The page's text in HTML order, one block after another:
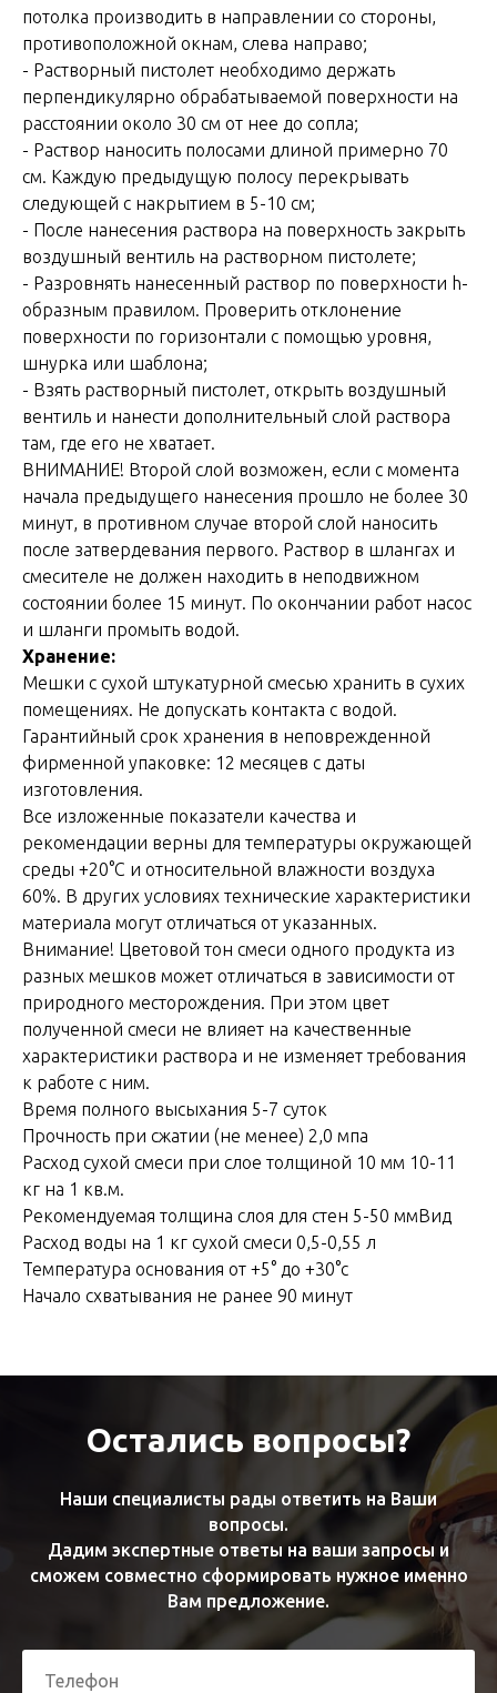
потолка производить в направлении со стороны,
противоположной окнам, слева направо;
- Растворный пистолет необходимо держать
перпендикулярно обрабатываемой поверхности на
расстоянии около 30 см от нее до сопла;
- Раствор наносить полосами длиной примерно 70
см. Каждую предыдущую полосу перекрывать
следующей с накрытием в 5-10 см;
- После нанесения раствора на поверхность закрыть
воздушный вентиль на растворном пистолете;
- Разровнять нанесенный раствор по поверхности h-
образным правилом. Проверить отклонение
поверхности по горизонтали с помощью уровня,
шнурка или шаблона;
- Взять растворный пистолет, открыть воздушный
вентиль и нанести дополнительный слой раствора
там, где его не хватает.
ВНИМАНИЕ! Второй слой возможен, если с момента
начала предыдущего нанесения прошло не более 30
минут, в противном случае второй слой наносить
после затвердевания первого. Раствор в шлангах и
смесителе не должен находить в неподвижном
состоянии более 15 минут. По окончании работ насос
и шланги промыть водой.
Хранение:
Мешки с сухой штукатурной смесью хранить в сухих
помещениях. Не допускать контакта с водой.
Гарантийный срок хранения в неповрежденной
фирменной упаковке: 12 месяцев с даты
изготовления.
Все изложенные показатели качества и
рекомендации верны для температуры окружающей
среды +20°C и относительной влажности воздуха
60%. В других условиях технические характеристики
материала могут отличаться от указанных.
Внимание! Цветовой тон смеси одного продукта из
разных мешков может отличаться в зависимости от
природного месторождения. При этом цвет
полученной смеси не влияет на качественные
характеристики раствора и не изменяет требования
к работе с ним.
Время полного высыхания 5-7 суток
Прочность при сжатии (не менее) 2,0 мпа
Расход сухой смеси при слое толщиной 10 мм 10-11
кг на 1 кв.м.
Рекомендуемая толщина слоя для стен 5-50 ммВид
Расход воды на 1 кг сухой смеси 0,5-0,55 л
Температура основания от +5° до +30°с
Начало схватывания не ранее 90 минут
Остались вопросы?
Наши специалисты рады ответить на Ваши
вопросы.
Дадим экспертные ответы на ваши запросы и
сможем совместно сформировать нужное именно
Вам предложение.